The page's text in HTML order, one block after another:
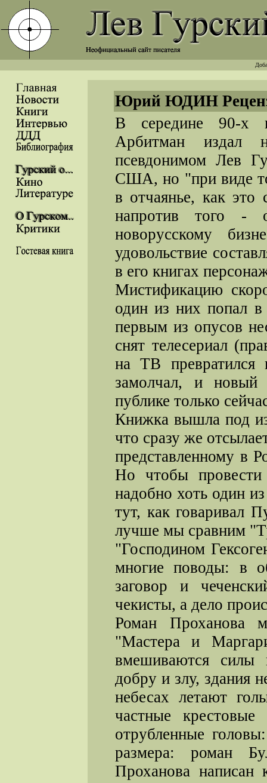
Юрий ЮДИН
В середине 90-х
Арбитман издал
псевдонимом Лев
США, но "при виде
в отчаянье, как это
напротив того -
новорусскому
удовольствие
в его книгах
Мистификацию
один из них попал в
первым из опусов
снят телесериал
на ТВ превратился
замолчал, и
публике только
Книжка вышла под
что сразу же
представленному в
Но чтобы провести
надобно хоть один
тут, как говаривал
лучше мы сравним
"Господином
многие поводы: в
заговор и
чекисты, а дело
Роман Проханова
"Мастера и
вмешиваются силы
добру и злу, здания
небесах летают
частные
отрубленные
размера: роман
Проханова написан